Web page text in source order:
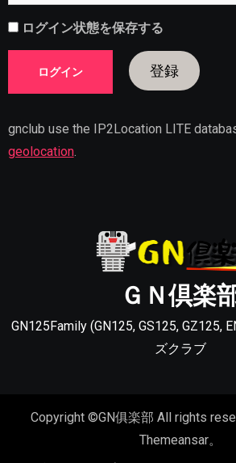
ログイン状態を保存する
登録
gnclub use the IP2Location LITE
geolocation.
ＧＮ倶楽
GN125Family (GN125, GS125, GZ125,
ズクラブ
Copyright ©GN俱楽部 All rights
Themeansar。